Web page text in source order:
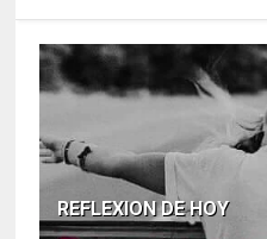
REFLEXION DE HOY